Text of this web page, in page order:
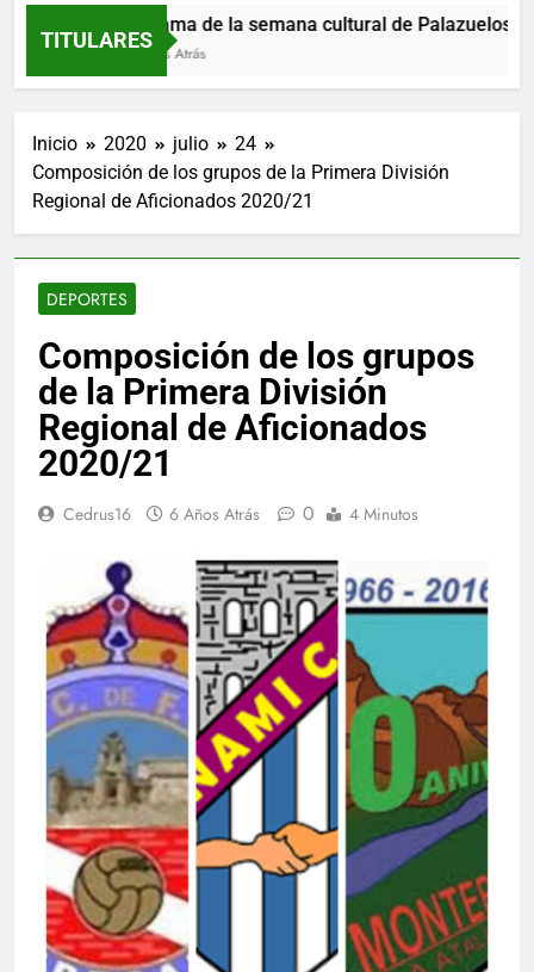
TITULARES
Programa de la semana cultural de Palazuelos de
14 Horas Atrás
Inicio 2020 julio
24
Composición de los grupos de la Primera División
Regional de Aficionados 2020/21
DEPORTES
Composición de los grupos
de la Primera División
Regional de Aficionados
2020/21
Cedrus16 6 Años Atrás 0 4 Minutos